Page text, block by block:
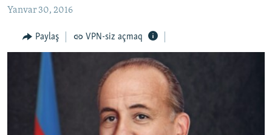
FƏRQƏ BAX
QANUNI DOĞRU
ARAŞDIRMA
MULTIMEDIA
FOTOQALEREYA
RADIO ARXIV
OXU ZALI
HAQQIMIZDA
Yanvar 30, 2016
Paylaş VPN-siz açmaq